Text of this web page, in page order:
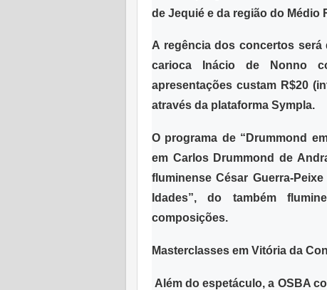
de Jequié e da região do Médio
A regência dos concertos
carioca Inácio de Nonno
apresentações custam R$20
através da plataforma Sympla.
O programa de “Drummond
em Carlos Drummond de
fluminense César Guerra-
Idades”, do também
composições.
Masterclasses em Vitória da
Além do espetáculo, a OSBA